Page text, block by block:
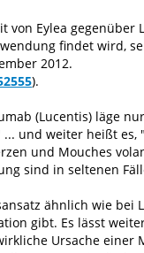
Eylea
findet wird,
2012.
).
(Lucentis) läge
und weiter heißt
und Mouches
sind in seltenen
ähnlich wie
gibt. Es lässt
Ursache